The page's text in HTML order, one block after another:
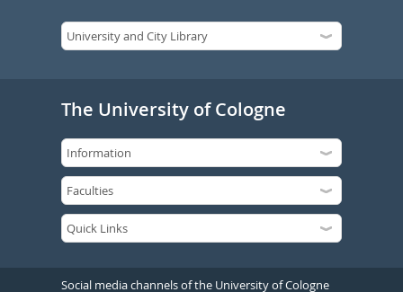
The University of Cologne
Social media channels of the University of Cologne